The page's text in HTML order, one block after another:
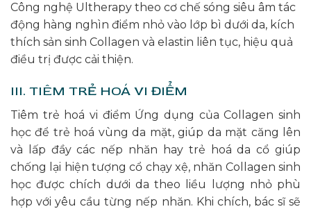
Công nghệ Ultherapy theo cơ chế sóng siêu âm tác
động hàng nghìn điểm nhỏ vào lớp bì dưới da, kích
thích sản sinh Collagen và elastin liên tục, hiệu quả
điều trị được cải thiện.
III. TIÊM TRẺ HOÁ VI ĐIỂM
Tiêm trẻ hoá vi điểm Ứng dụng của Collagen sinh
học để trẻ hoá vùng da mặt, giúp da mặt căng lên
và lấp đầy các nếp nhăn hay trẻ hoá da cổ giúp
chống lại hiện tượng cổ chạy xệ, nhăn Collagen sinh
học được chích dưới da theo liều lượng nhỏ phù
hợp với yêu cầu từng nếp nhăn. Khi chích, bác sĩ sẽ